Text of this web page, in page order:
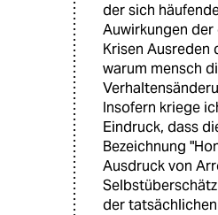
der sich
Auwirkungen
Krisen Ausreden
warum mensch
Insofern kriege
Eindruck, dass
Bezeichnung
Ausdruck von
der